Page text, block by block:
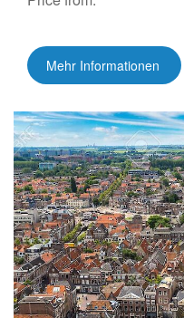
Mehr Informationen